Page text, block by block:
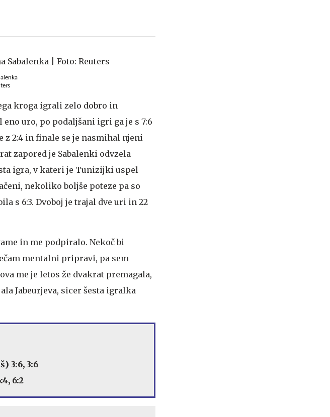
kroga igrali zelo dobro in
uro, po podaljšani igri ga je s 7:6
z 2:4 in finale se je nasmihal njeni
zapored je Sabalenki odvzela
igra, v kateri je Tunizijki uspel
nekoliko boljše poteze pa so
s 6:3. Dvoboj je trajal dve uri in 22
in me podpiralo. Nekoč bi
mentalni pripravi, pa sem
me je letos že dvakrat premagala,
Jabeurjeva, sicer šesta igralka
3:6, 3:6
6:2